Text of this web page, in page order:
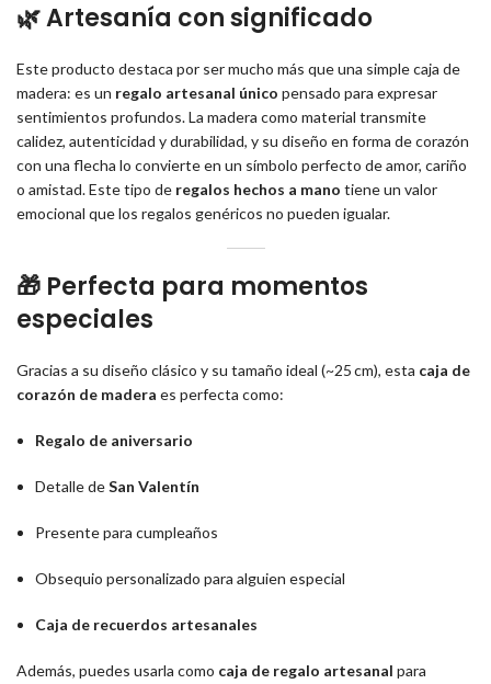
🌿 Artesanía con significado
Este producto destaca por ser mucho más que una simple caja de
madera: es un regalo artesanal único pensado para expresar
sentimientos profundos. La madera como material transmite
calidez, autenticidad y durabilidad, y su diseño en forma de corazón
con una flecha lo convierte en un símbolo perfecto de amor, cariño
o amistad. Este tipo de regalos hechos a mano tiene un valor
emocional que los regalos genéricos no pueden igualar.
🎁 Perfecta para momentos
especiales
Gracias a su diseño clásico y su tamaño ideal (~25 cm), esta caja de
corazón de madera es perfecta como:
Regalo de aniversario
Detalle deSan Valentín
Presente para cumpleaños
Obsequio personalizado para alguien especial
Caja de recuerdos artesanales
Además, puedes usarla como caja de regalo artesanal para